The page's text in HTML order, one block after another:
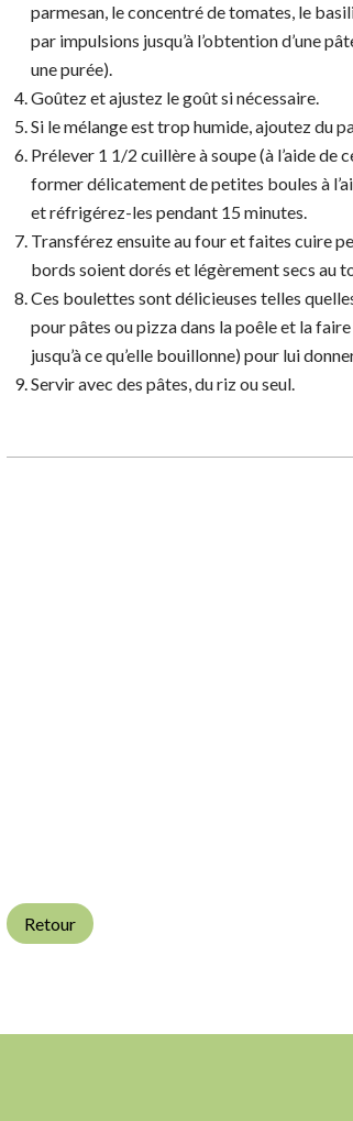
parmesan, le concentré de tomates, le
par impulsions jusqu’à l’obtention d’une
une purée).
Goûtez et ajustez le goût si nécessaire.
Si le mélange est trop humide, ajoutez du
Prélever 1 1/2 cuillère à soupe (à l’aide de
former délicatement de petites boules à
et réfrigérez-les pendant 15 minutes.
Transférez ensuite au four et faites cuire
bords soient dorés et légèrement secs au
Ces boulettes sont délicieuses telles
pour pâtes ou pizza dans la poêle et la
jusqu’à ce qu’elle bouillonne) pour lui
Servir avec des pâtes, du riz ou seul.
Retour